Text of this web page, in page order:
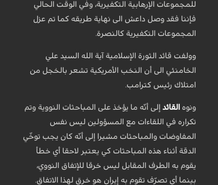
للمجموعات الإرهابية التكفيرية، وفي الوقت الحالي
فإننا فقد وصل داعش الى نهاية طريقه كما تم عزل
المجموعات التكفيرية كالنصرة.
وولفت قائد الثورة الإسلامية آية الله السيد علي
الخامنئي الى أن النخب الأمريكية تشعر بالخجل من
امتلاك رئيس كترامب.
ونوه القائدإلى أنّه ما يؤخذ على المباحثات النووية وتم
تكراره في اللقاءات مع المسؤولين ليس نفس
المفاوضات والمباحثات مشيرا إلى أنّه كان يجب توخّي
الدقة أثناء هذه المباحثات كي يعتبر لاحقا أي خطأ
يقوم به الطرف المقابل ليس خرقا للإتفاق النووي،
بينما أي تصرّف تقوم به إيران هو خرق لهذا الاتفاق.